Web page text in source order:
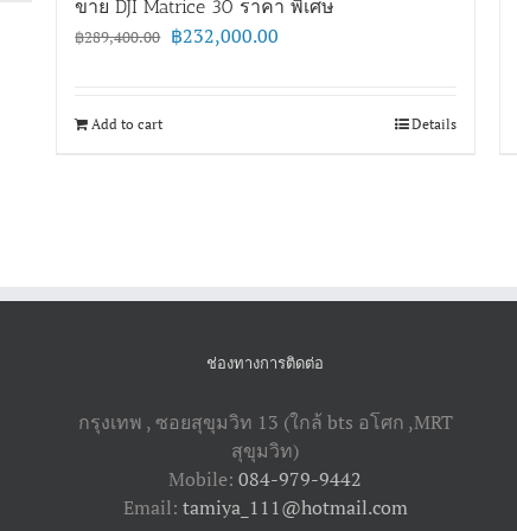
ขาย DJI Matrice 30 ราคา พิเศษ
฿289,400.00 Original
฿232,000.00
Add to cart Details
ช่องทางการติดต่อ
กรุงเทพ , ซอยสุขุมวิท 13 (ใกล้ bts อโศก ,​MRT
สุขุมวิท)
Mobile:084-979-9442
Email: tamiya_111@hotmail.com